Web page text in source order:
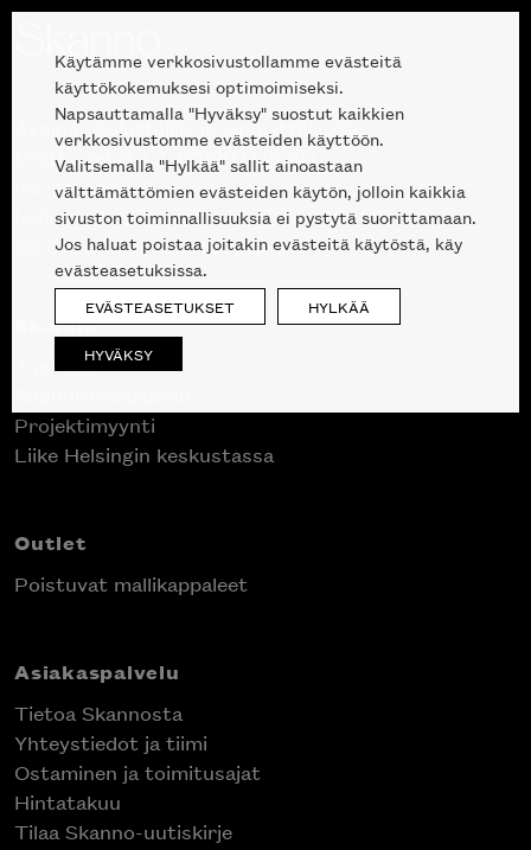
Avoinna kuluttajille ja ammattilaisille:
Erottajankatu 2, 00120 Helsinki
ma-pe 10 — 18
(suljettu kesälauantaisin välillä 27.6.-1.8.)
09 612 9440 |sales@skanno.fi
Skanno
Tuotteet
Projektimyynti
Liike Helsingin keskustassa
Outlet
Poistuvat mallikappaleet
Asiakaspalvelu
Tietoa Skannosta
Yhteystiedot ja tiimi
Ostaminen ja toimitusajat
Hintatakuu
Tilaa Skanno-uutiskirje
Käytämme verkkosivustollamme evästeitä
käyttökokemuksesi optimoimiseksi.
Napsauttamalla "Hyväksy" suostut kaikkien
verkkosivustomme evästeiden käyttöön.
Valitsemalla "Hylkää" sallit ainoastaan
välttämättömien evästeiden käytön, jolloin kaikkia
sivuston toiminnallisuuksia ei pystytä suorittamaan.
Jos haluat poistaa joitakin evästeitä käytöstä, käy
evästeasetuksissa.
EVÄSTEASETUKSET HYLKÄÄ
HYVÄKSY